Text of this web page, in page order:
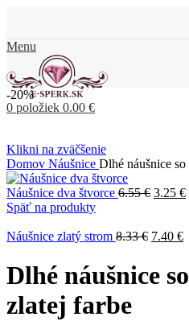
Menu
0 položiek 0.00 €
-20%
Klikni na zväčšenie
Domov Náušnice Dlhé náušnice
Náušnice dva štvorce 6.55€ 3.25 €
Späť na produkty
Náušnice zlatý strom 8.33€ 7.40 €
Dlhé náušnice
zlatej farbe